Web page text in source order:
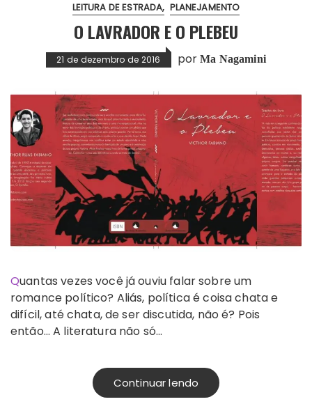
LEITURA DE ESTRADA PLANEJAMENTO
O LAVRADOR E O PLEBEU
21 de dezembro de 2016 porMa Nagamini
Quantas vezes você já ouviu falar sobre um
romance político? Aliás, política é coisa chata e
difícil, até chata, de ser discutida, não é? Pois
então… A literatura não só…
Continuar lendo